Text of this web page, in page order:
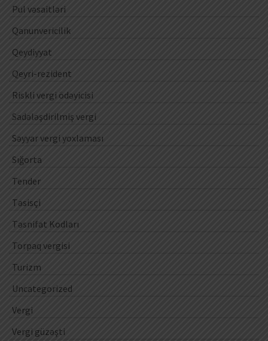
Pul vəsaitləri
Qanunvericilik
Qeydiyyat
Qeyri-rezident
Riskli vergi ödəyicisi
Sadələşdirilmiş vergi
Səyyar vergi yoxlaması
Sığorta
Tender
Təsisçi
Təsnifat Kodları
Torpaq vergisi
Turizm
Uncategorized
Vergi
Vergi güzəşti